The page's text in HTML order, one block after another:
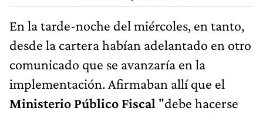
En la tarde-noche del miércoles, en tanto,
desde la cartera habían adelantado en otro
comunicado que se avanzaría en la
implementación. Afirmaban allí que el
Ministerio Público Fiscal "debe hacerse